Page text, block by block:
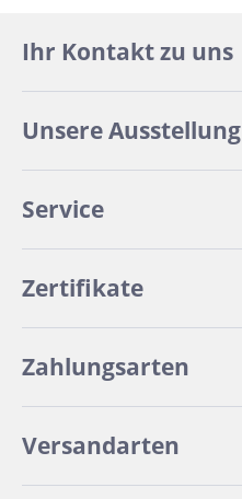
Ihr Kontakt zu uns
Unsere Ausstellung
Service
Zertifikate
Zahlungsarten
Versandarten